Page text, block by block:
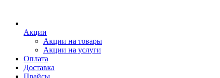
Акции
Акции на товары
Акции на услуги
Оплата
Доставка
Прайсы